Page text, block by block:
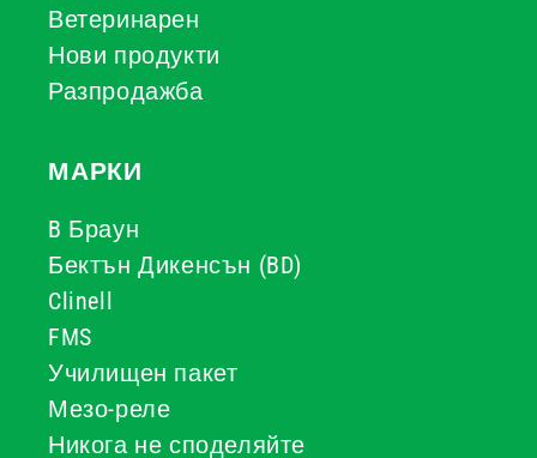
Ветеринарен
Нови продукти
Разпродажба
МАРКИ
B Браун
Бектън Дикенсън (BD)
Clinell
FMS
Училищен пакет
Мезо-реле
Никога не споделяйте